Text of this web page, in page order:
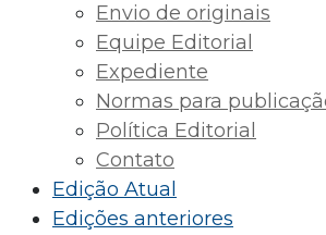
Envio de originais
Equipe Editorial
Expediente
Normas para
Política Editorial
Contato
Edição Atual
Edições anteriores